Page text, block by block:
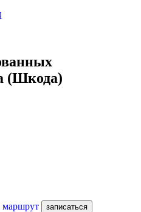
(Шкода)
маршрут записаться